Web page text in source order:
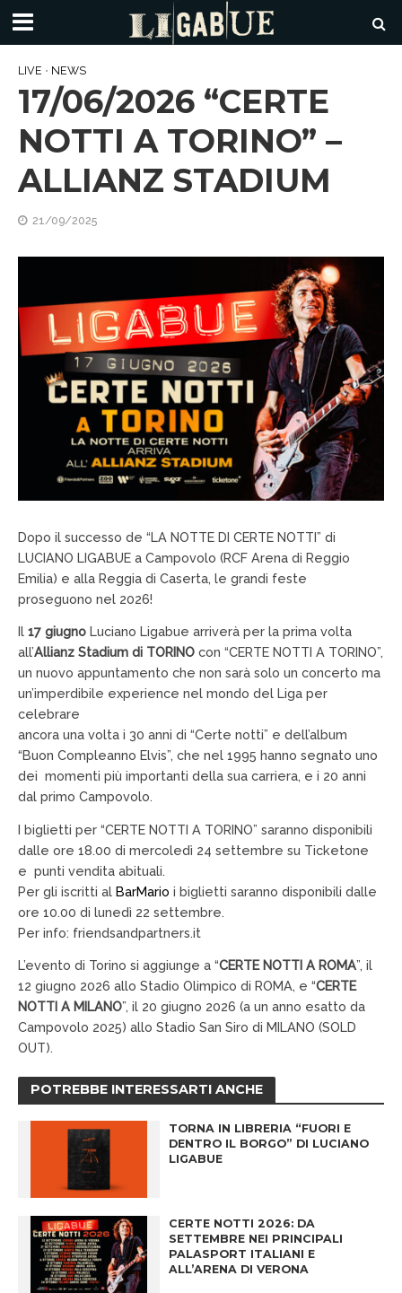
LIVE • NEWS
17/06/2026 “CERTE
NOTTI A TORINO” –
ALLIANZ STADIUM
21/09/2025
Dopo il successo de “LA NOTTE DI CERTE NOTTI” di
LUCIANO LIGABUE a Campovolo (RCF Arena di Reggio
Emilia) e alla Reggia di Caserta, le grandi feste
proseguono nel 2026!
Il 17 giugno Luciano Ligabue arriverà per la prima volta
all’Allianz Stadium di TORINO con “CERTE NOTTI A TORINO”,
un nuovo appuntamento che non sarà solo un concerto ma
un’imperdibile experience nel mondo del Liga per
celebrare
ancora una volta i 30 anni di “Certe notti” e dell’album
“Buon Compleanno Elvis”, che nel 1995 hanno segnato uno
dei momenti più importanti della sua carriera, e i 20 anni
dal primo Campovolo.
I biglietti per “CERTE NOTTI A TORINO” saranno disponibili
dalle ore 18.00 di mercoledì 24 settembre su Ticketone
e punti vendita abituali.
Per gli iscritti al BarMario i biglietti saranno disponibili dalle
ore 10.00 di lunedì 22 settembre.
Per info: friendsandpartners.it
L’evento di Torino si aggiunge a “CERTE NOTTI A ROMA”, il
12 giugno 2026 allo Stadio Olimpico di ROMA, e “CERTE
NOTTI A MILANO”, il 20 giugno 2026 (a un anno esatto da
Campovolo 2025) allo Stadio San Siro di MILANO (SOLD
OUT).
POTREBBE INTERESSARTI ANCHE
TORNA IN LIBRERIA “FUORI E
DENTRO IL BORGO” DI LUCIANO
LIGABUE
CERTE NOTTI 2026: DA
SETTEMBRE NEI PRINCIPALI
PALASPORT ITALIANI E
ALL’ARENA DI VERONA